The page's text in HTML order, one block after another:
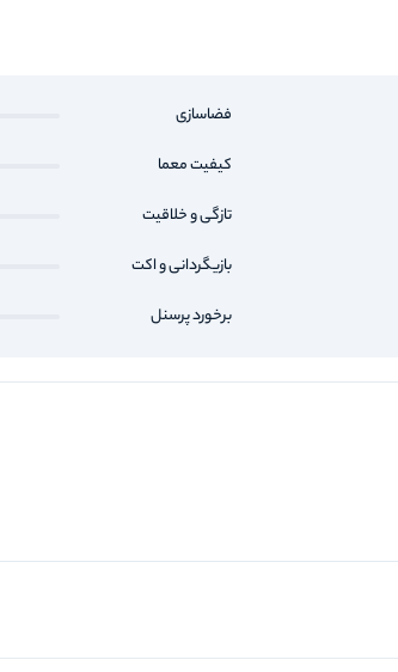
فضاسازی
کیفیت معما
تازگی و خلاقیت
بازیگردانی و اکت
برخورد پرسنل